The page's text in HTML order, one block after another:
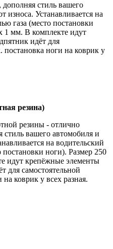
стиль вашего
износа. Устанавливается на
газа (место постановки
1 мм. В комплекте идут
идёт для
постановка ноги на коврик у
резина)
резины - отлично
стиль вашего автомобиля и
на водительский
ноги). Размер 250
идут крепёжные элементы
для самостоятельной
коврик у всех разная.